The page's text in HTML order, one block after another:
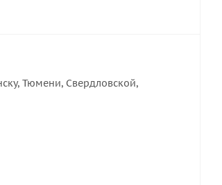
Тюмени, Свердловской,